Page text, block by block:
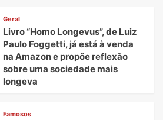
Geral
Livro “Homo Longevus”, de Luiz
Paulo Foggetti, já está à venda
na Amazon e propõe reflexão
sobre uma sociedade mais
longeva
Famosos